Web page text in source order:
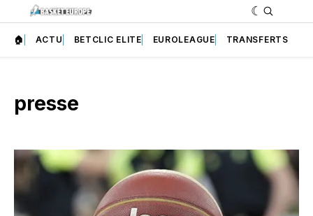
🏠 ACTU BETCLIC ELITE EUROLEAGUE TRANSFERTS
presse